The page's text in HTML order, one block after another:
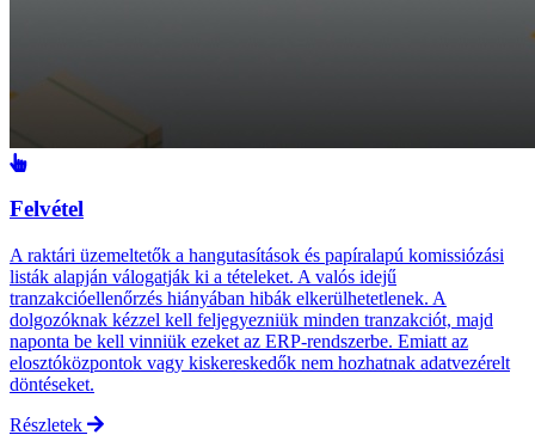
Felvétel
A raktári üzemeltetők a hangutasítások és papíralapú komissiózási
listák alapján válogatják ki a tételeket. A valós idejű
tranzakcióellenőrzés hiányában hibák elkerülhetetlenek. A
dolgozóknak kézzel kell feljegyezniük minden tranzakciót, majd
naponta be kell vinniük ezeket az ERP-rendszerbe. Emiatt az
elosztóközpontok vagy kiskereskedők nem hozhatnak adatvezérelt
döntéseket.
Részletek